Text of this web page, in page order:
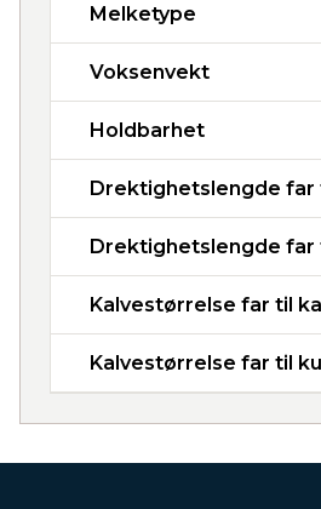
Melketype
Voksenvekt
Holdbarhet
Drektighetslengde far
Drektighetslengde far
Kalvestørrelse far til
Kalvestørrelse far til ku